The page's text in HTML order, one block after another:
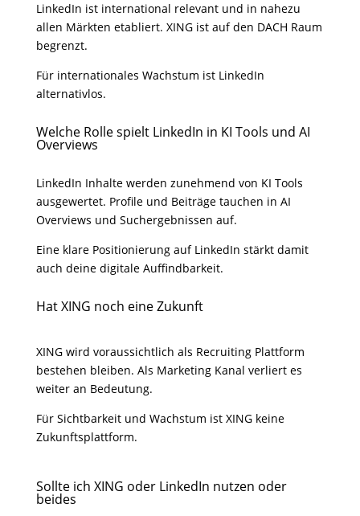
LinkedIn ist international relevant und in nahezu
allen Märkten etabliert. XING ist auf den DACH Raum
begrenzt.
Für internationales Wachstum ist LinkedIn
alternativlos.
Welche Rolle spielt LinkedIn in KI Tools und AI
Overviews
LinkedIn Inhalte werden zunehmend von KI Tools
ausgewertet. Profile und Beiträge tauchen in AI
Overviews und Suchergebnissen auf.
Eine klare Positionierung auf LinkedIn stärkt damit
auch deine digitale Auffindbarkeit.
Hat XING noch eine Zukunft
XING wird voraussichtlich als Recruiting Plattform
bestehen bleiben. Als Marketing Kanal verliert es
weiter an Bedeutung.
Für Sichtbarkeit und Wachstum ist XING keine
Zukunftsplattform.
Sollte ich XING oder LinkedIn nutzen oder
beides